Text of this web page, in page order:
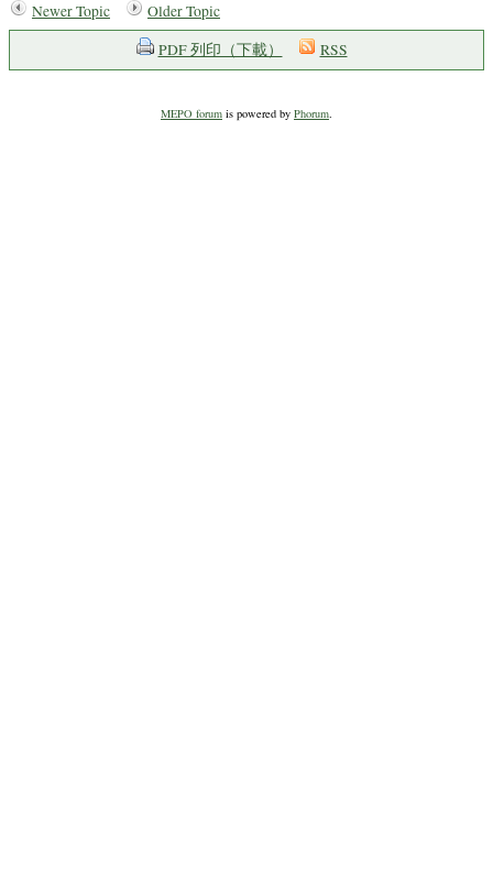
Newer Topic
Older Topic
PDF 列印（下載）
RSS
MEPO forum is powered by Phorum.